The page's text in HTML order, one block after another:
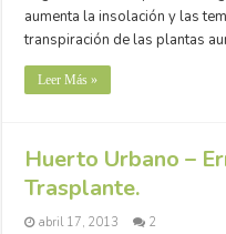
aumenta la insolación y las
transpiración de las plantas
Leer Más »
Huerto Urbano –
Trasplante.
abril 17, 2013 2